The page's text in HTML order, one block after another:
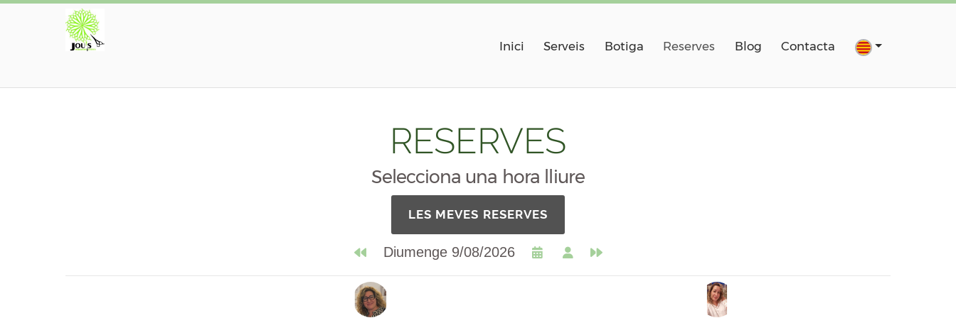
Inici Serveis Botiga Reserves Blog Contacta
RESERVES
Selecciona una hora lliure
LES MEVES RESERVES
Diumenge 9/08/2026